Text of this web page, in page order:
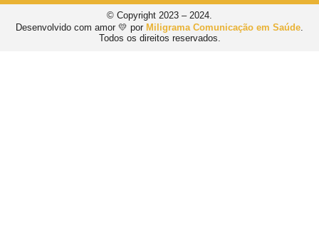
© Copyright 2023 – 2024.
Desenvolvido com amor 💛 por Miligrama Comunicação em Saúde.
Todos os direitos reservados.